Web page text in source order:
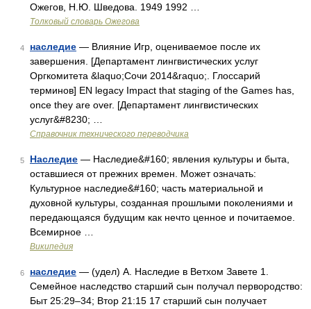
Ожегов, Н.Ю. Шведова. 1949 1992 …
Толковый словарь Ожегова
4 наследие — Влияние Игр, оцениваемое после их
завершения. [Департамент лингвистических услуг
Оргкомитета &laquo;Сочи 2014&raquo;. Глоссарий
терминов] EN legacy Impact that staging of the Games has,
once they are over. [Департамент лингвистических
услуг&#8230; …
Справочник технического переводчика
5 Наследие — Наследие&#160; явления культуры и быта,
оставшиеся от прежних времен. Может означать:
Культурное наследие&#160; часть материальной и
духовной культуры, созданная прошлыми поколениями и
передающаяся будущим как нечто ценное и почитаемое.
Всемирное …
Википедия
6 наследие — (удел) А. Наследие в Ветхом Завете 1.
Семейное наследство старший сын получал первородство:
Быт 25:29–34; Втор 21:15 17 старший сын получает